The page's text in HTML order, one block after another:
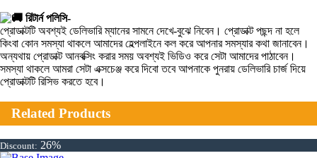
রিটার্ন পলিসি-
প্রোডাক্টটি অবশ্যই ডেলিভারি ম্যানের সামনে দেখে-বুঝে নিবেন। প্রোডাক্ট পছন্দ না হলে
কিংবা কোন সমস্যা থাকলে আমাদের হেল্পলাইনে কল করে আপনার সমস্যার কথা জানাবেন।
অন্যথায় প্রোডাক্ট আনবক্সিং করার সময় অবশ্যই ভিডিও করে সেটা আমাদের পাঠাবেন।
সমস্যা থাকলে আমরা সেটা এক্সচেঞ্জ করে দিবো তবে আপনাকে পুনরায় ডেলিভারি চার্জ দিয়ে
প্রোডাক্টটি রিসিভ করতে হবে।
Related Products
Discount: 26%